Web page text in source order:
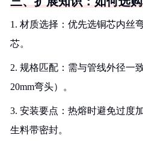
1. 材质选择：优先选铜芯内丝
芯。
2. 规格匹配：需与管线外径一
20mm弯头）。
3. 安装要点：热熔时避免过度
生料带密封。